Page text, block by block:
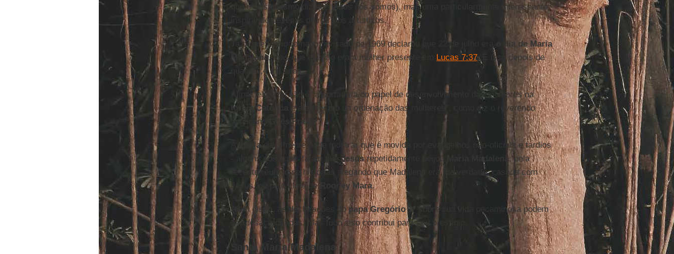
que o cristianismo diz que todos nós somos), mas uma particularmente interessante,
inspirando dezenas de retratos artísticos.
Já o calendário romano revisado de 1969 declarou que 22 de julho era
o dia de Maria
Madalena, mas que ela não era a mulher presente em Lucas 7:37. E isso depois de
quase 1,4 mil anos.
Afinal, ela é ou não é "a portadora do papel de desenvolvimento das mulheres na
Igreja Católica
e até mesmo da ordenação das mulheres", como diz o reverendo
anglicano
Giles Fraser.
Igrejadificilmente pode mostrar que é movida por evangelhos não-oficiais e tardios
- alguns dos quais falam queJesusrepetidamente beijou Maria Madalena, pela
recente reunião de histórias alegando que Madalena era, na verdade, casada com
Jesus, ou pelo filme de Rooney Mara.
Além disso, as declarações dopapa Gregório 1º
sobre sua vida pecaminosa podem
ser desacreditadas. Mas tudo isso contribui para seu prestígio.
Santa Maria Madalena